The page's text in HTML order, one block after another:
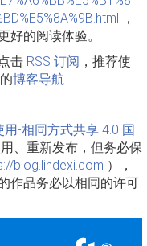
，
好的阅读体验。
击 RSS 订阅 ，推荐使
博客导航
-相同方式共享 4.0 国
、重新发布，但务必保
blog.lindexi.com ），
作品务必以相同的许可